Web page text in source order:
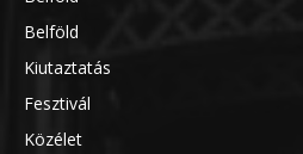
Belföld
Kiutaztatás
Fesztivál
Közélet